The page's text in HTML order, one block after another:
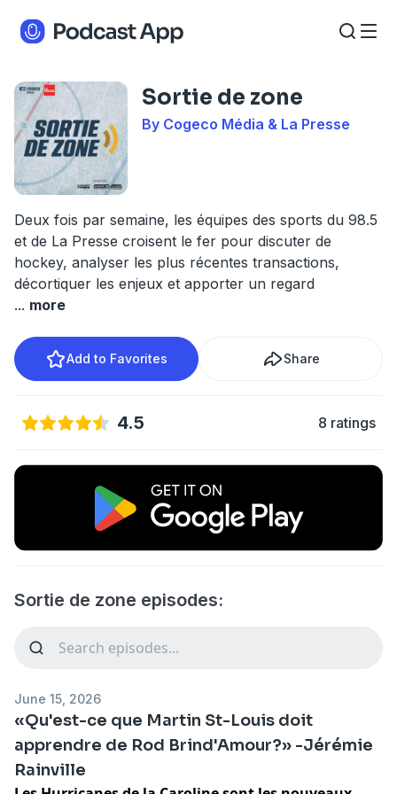
Sortie de zone
By Cogeco Média & La Presse
Deux fois par semaine, les équipes des sports du 98.5
et de La Presse croisent le fer pour discuter de
hockey, analyser les plus récentes transactions,
décortiquer les enjeux et apporter un regard
... more
Add to Favorites Share
4.5 8 ratings
Sortie de zone episodes:
June 15, 2026
«Qu'est-ce que Martin St-Louis doit
apprendre de Rod Brind'Amour?» -Jérémie
Rainville